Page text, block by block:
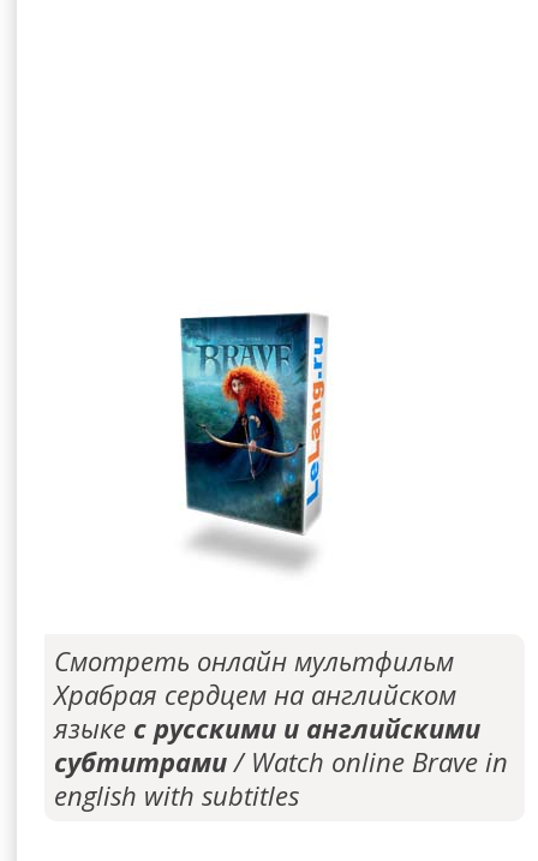
Смотреть онлайн мультфильм
Храбрая сердцем на английском
языке с русскими и английскими
субтитрами/ Watch online Brave in
english with subtitles